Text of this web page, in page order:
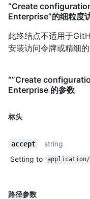
“Create
Enterprise”的细粒度
此终结点不适用于
安装访问令牌或精细的
“”Create
Enterprise 的参数
标头
accept
string
Setting to
application/
路径参数